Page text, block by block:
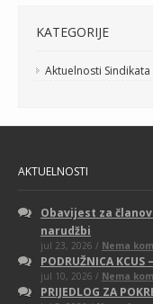
KATEGORIJE
Aktuelnosti Sindikata
AKTUELNOSTI
Obavijest za
narudžbi
jul 23, 2026 / Nema
PODRUŽNICA KCUS
jul 10, 2026 / Nema
PRIJEDLOG ZA